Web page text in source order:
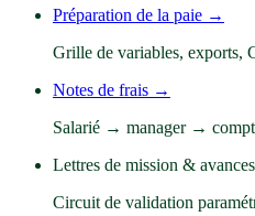
Préparation de la paie →
Grille de variables, exports,
Notes de frais →
Salarié → manager →
Lettres de mission & avances
Circuit de validation